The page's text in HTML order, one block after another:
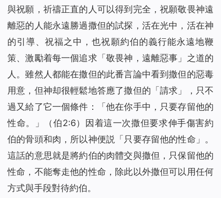
與祝願，祈禱正直的人可以得到完全，祝願敬畏神遠
離惡的人能永遠勝過撒但的試探，活在光中，活在神
的引導、祝福之中，也祝願約伯的義行能永遠地鞭
策、激勵着每一個追求「敬畏神，遠離惡事」之道的
人。雖然人都能在撒但的此番言論中看到撒但的惡毒
用意，但神却很輕鬆地答應了撒但的「請求」，只不
過又給了它一個條件：「他在你手中，只要存留他的
性命。」（伯2:6）因着這一次撒但要求伸手傷害約
伯的骨頭和肉，所以神便説「只要存留他的性命」。
這話的意思就是將約伯的肉體交與撒但，只保留他的
性命，不能奪走他的性命，除此以外撒但可以用任何
方式與手段對待約伯。